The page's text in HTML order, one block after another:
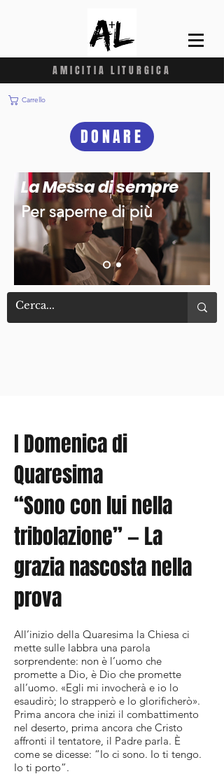
AMICITIA LITURGICA
Carrello
DONARE
La Messa di sempre
Per saperne di più
I Domenica di
Quaresima
“Sono con lui nella
tribolazione” — La
grazia nascosta nella
prova
All’inizio della Quaresima la Chiesa ci
mette sulle labbra una parola
sorprendente: non è l’uomo che
promette a Dio, è Dio che promette
all’uomo. «Egli mi invocherà e io lo
esaudirò; lo strapperò e lo glorificherò».
Prima ancora che inizi il combattimento
nel deserto, prima ancora che Cristo
affronti il tentatore, il Padre parla. È
come se dicesse: “Io ci sono. Io ti tengo.
Io ti porto”.